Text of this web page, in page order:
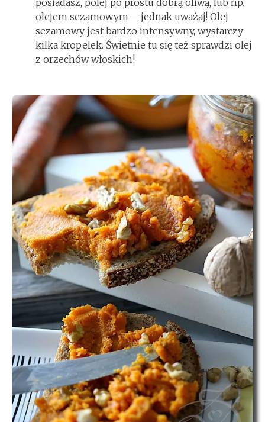
olejem sezamowym – jednak uważaj! Olej
sezamowy jest bardzo intensywny, wystarczy
kilka kropelek. Świetnie tu się też sprawdzi olej
z orzechów włoskich!